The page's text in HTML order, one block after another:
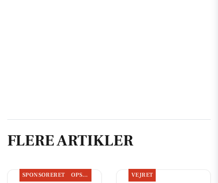
FLERE ARTIKLER
SPONSORERET OPSLAGSTAVLEN VEJRET